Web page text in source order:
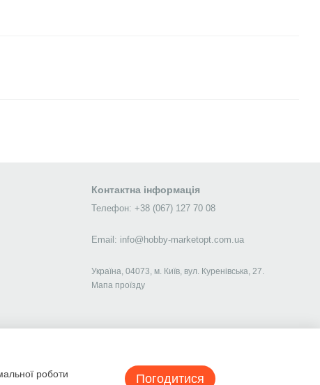
Контактна інформація
Телефон: +38 (067) 127 70 08
Email: info@hobby-marketopt.com.ua
Україна, 04073, м. Київ, вул. Куренівська, 27.
Мапа проїзду
роботи
Погодитися